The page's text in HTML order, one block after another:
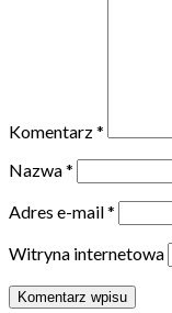
Komentarz*
Nazwa*
Adres e-mail*
Witryna internetowa